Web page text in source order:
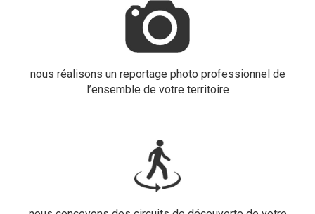
nous réalisons un reportage photo professionnel de
l’ensemble de votre territoire